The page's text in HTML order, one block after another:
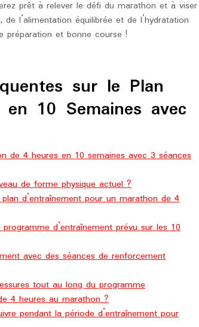
prêt à relever le défi du marathon et à viser
l’alimentation équilibrée et de l’hydratation
préparation et bonne course !
sur le Plan
10 Semaines avec
de 4 heures en 10 semaines avec 3 séances
de forme physique actuel ?
d’entraînement pour un marathon de 4
d’entraînement prévu sur les 10
avec des séances de renforcement
tout au long du programme
4 heures au marathon ?
pendant la période d’entraînement pour